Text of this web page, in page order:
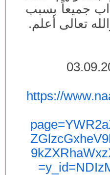
جميعاً بسبب
تعالى أعلم.
https://